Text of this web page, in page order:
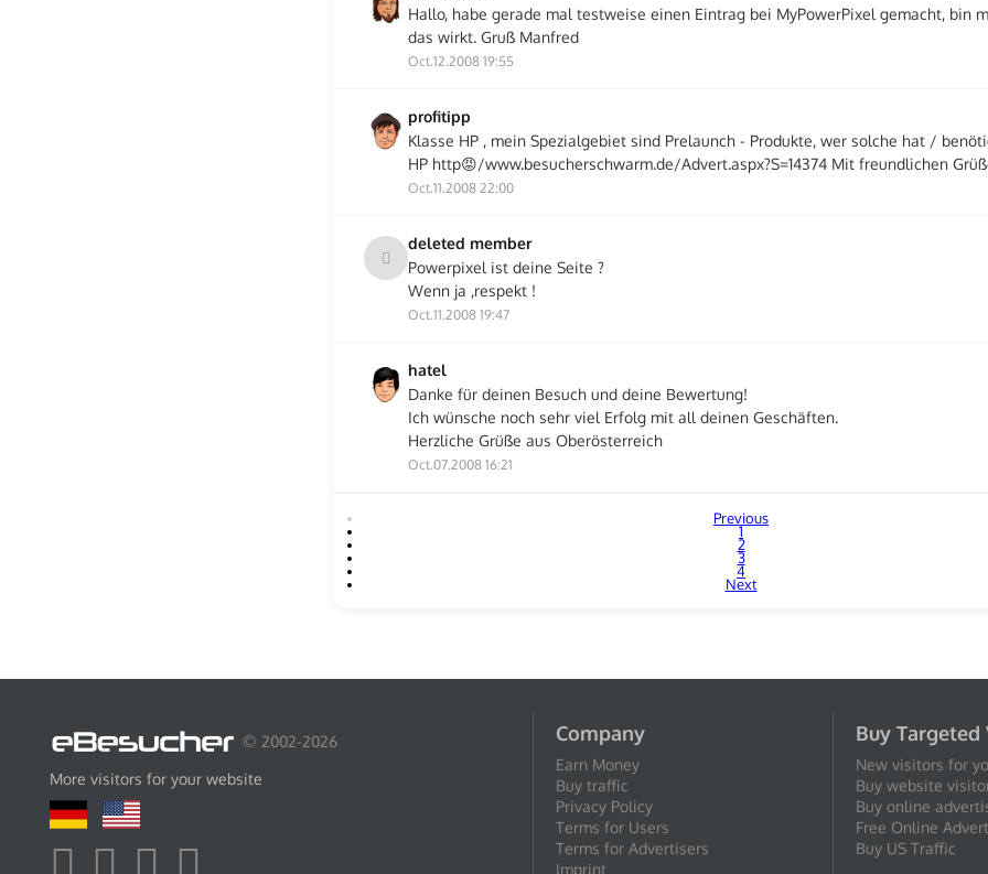
Hallo, habe gerade mal testweise einen Eintrag bei MyPowerPixel gemacht, bin
das wirkt. Gruß Manfred
Oct.12.2008 19:55
profitipp
Klasse HP , mein Spezialgebiet sind Prelaunch - Produkte, wer solche hat /
HP http😡/www.besucherschwarm.de/Advert.aspx?S=14374 Mit freundlichen
Oct.11.2008 22:00
deleted member
Powerpixel ist deine Seite ?
Wenn ja ,respekt !
Oct.11.2008 19:47
hatel
Danke für deinen Besuch und deine Bewertung!
Ich wünsche noch sehr viel Erfolg mit all deinen Geschäften.
Herzliche Grüße aus Oberösterreich
Oct.07.2008 16:21
Previous
1
2
3
4
Next
© 2002-2026
More visitors for your website
Company
Earn Money
Buy traffic
Privacy Policy
Terms for Users
Terms for Advertisers
Imprint
Buy Targeted
New visitors for
Buy website
Buy online
Free Online
Buy US Traffic